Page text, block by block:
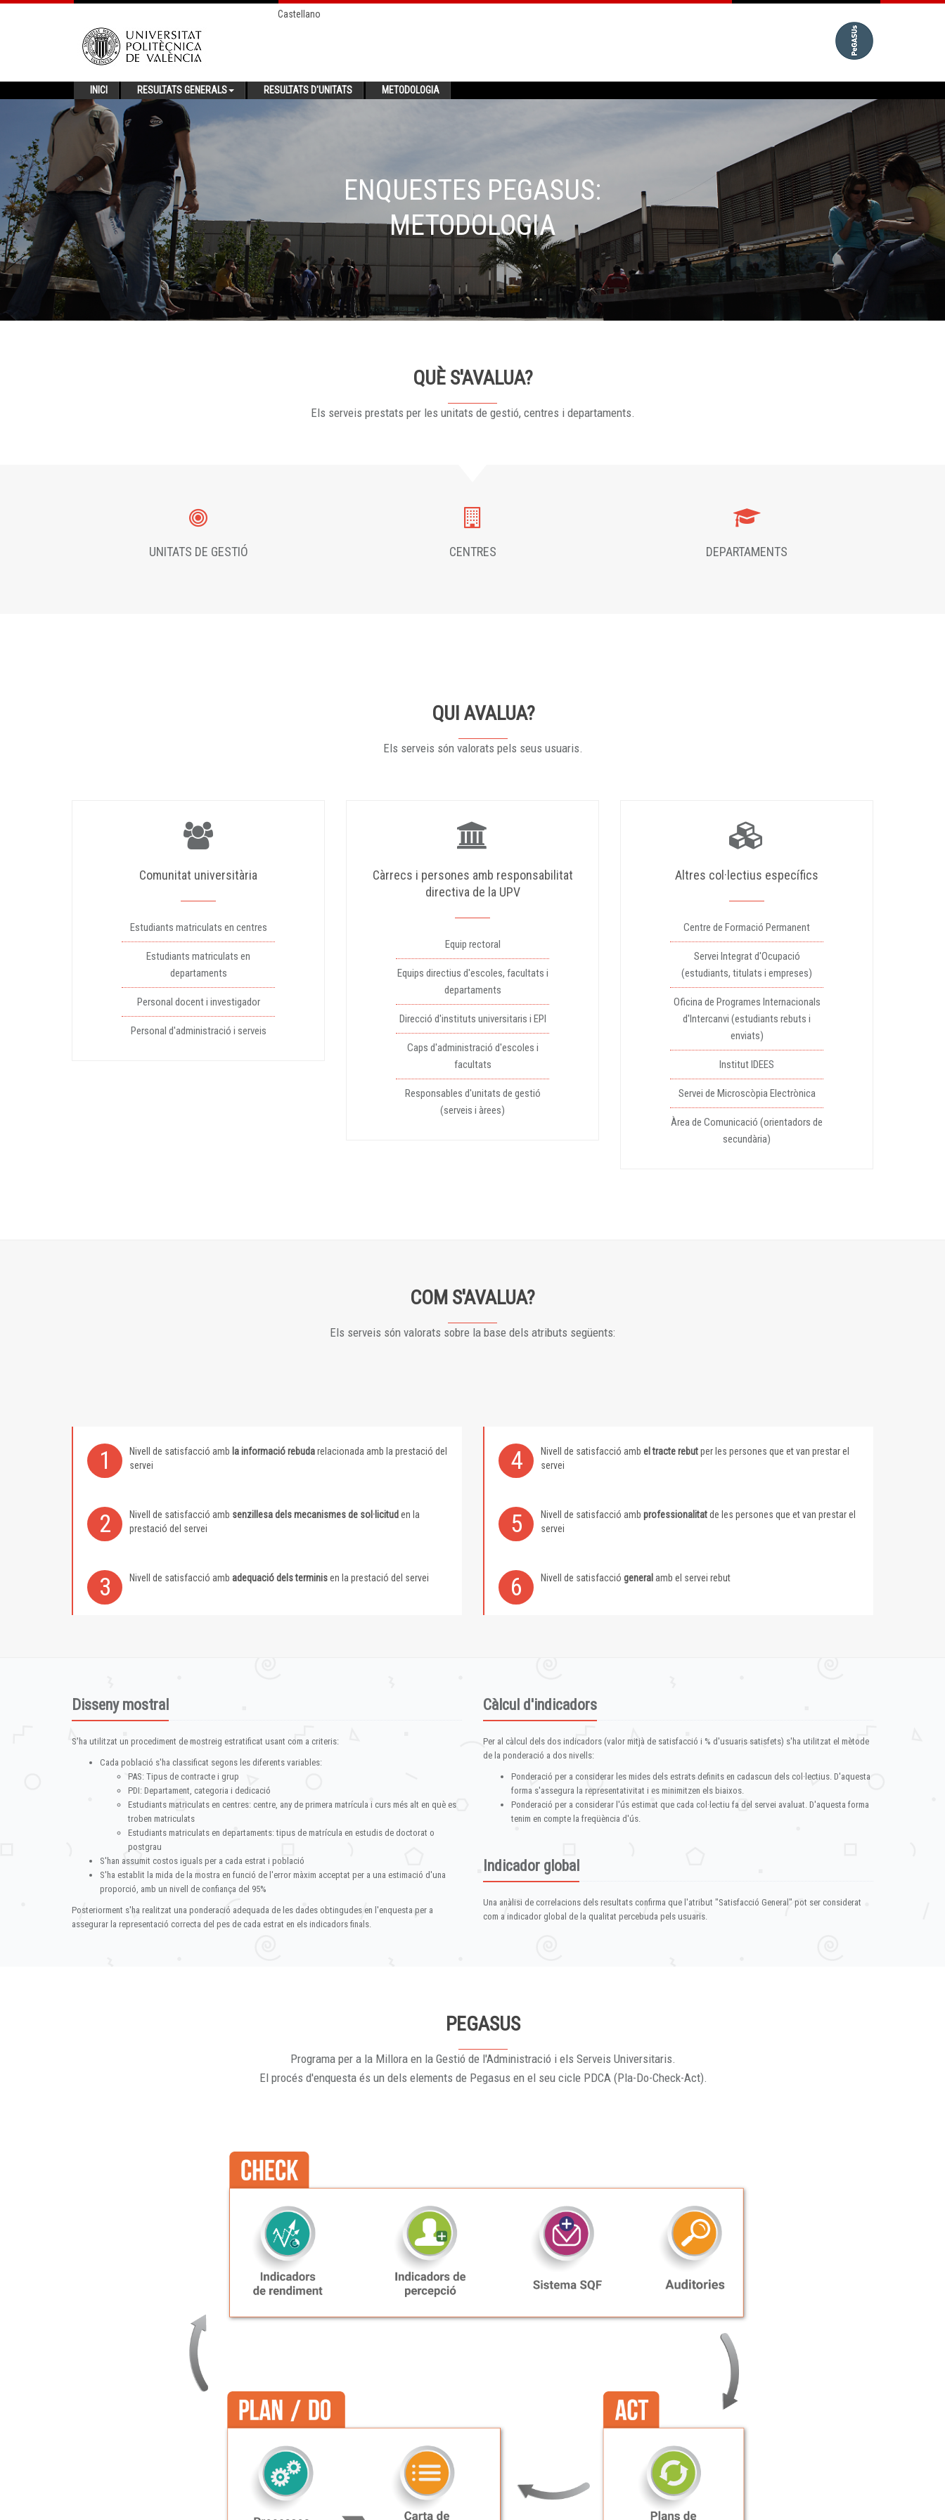
Castellano
INICI RESULTATS GENERALS RESULTATS D'UNITATS METODOLOGIA
ENQUESTES PEGASUS:
METODOLOGIA
QUÈ S'AVALUA?
Els serveis prestats per les unitats de gestió, centres i departaments.
UNITATS DE GESTIÓ CENTRES DEPARTAMENTS
QUI AVALUA?
Els serveis són valorats pels seus usuaris.
Comunitat universitària
Estudiants matriculats en centres
Estudiants matriculats en
departaments
Personal docent i investigador
Personal d'administració i serveis
Càrrecs i persones amb responsabilitat
directiva de la UPV
Equip rectoral
Equips directius d'escoles, facultats i
departaments
Direcció d'instituts universitaris i EPI
Caps d'administració d'escoles i
facultats
Responsables d'unitats de gestió
(serveis i àrees)
Altres col·lectius específics
Centre de Formació Permanent
Servei Integrat d'Ocupació
(estudiants, titulats i empreses)
Oficina de Programes Internacionals
d'Intercanvi (estudiants rebuts i
enviats)
Institut IDEES
Servei de Microscòpia Electrònica
Àrea de Comunicació (orientadors de
secundària)
COM S'AVALUA?
Els serveis són valorats sobre la base dels atributs següents:
1 Nivell de satisfacció amb la informació rebudarelacionada amb la prestació del
servei
4 Nivell de satisfacció amb el tracte rebutper les persones que et van prestar el
servei
2 Nivell de satisfacció amb senzillesa dels mecanismes de sol·licitud en la
prestació del servei
5 Nivell de satisfacció amb professionalitatde les persones que et van prestar el
servei
3 Nivell de satisfacció amb adequació dels terminisen la prestació del servei 6 Nivell de satisfacció general amb el servei rebut
Disseny mostral
S'ha utilitzat un procediment de mostreig estratificat usant com a criteris:
Cada població s'ha classificat segons les diferents variables:
PAS: Tipus de contracte i grup
PDI: Departament, categoria i dedicació
Estudiants matriculats en centres: centre, any de primera matrícula i curs més alt en què es
troben matriculats
Estudiants matriculats en departaments: tipus de matrícula en estudis de doctorat o
postgrau
S'han assumit costos iguals per a cada estrat i població
S'ha establit la mida de la mostra en funció de l'error màxim acceptat per a una estimació d'una
proporció, amb un nivell de confiança del 95%
Posteriorment s'ha realitzat una ponderació adequada de les dades obtingudes en l'enquesta per a
assegurar la representació correcta del pes de cada estrat en els indicadors finals.
Càlcul d'indicadors
Per al càlcul dels dos indicadors (valor mitjà de satisfacció i % d'usuaris satisfets) s'ha utilitzat el mètode
de la ponderació a dos nivells:
Ponderació per a considerar les mides dels estrats definits en cadascun dels col·lectius. D'aquesta
forma s'assegura la representativitat i es minimitzen els biaixos.
Ponderació per a considerar l'ús estimat que cada col·lectiu fa del servei avaluat. D'aquesta forma
tenim en compte la freqüència d'ús.
Indicador global
Una anàlisi de correlacions dels resultats confirma que l'atribut "Satisfacció General" pot ser considerat
com a indicador global de la qualitat percebuda pels usuaris.
PEGASUS
Programa per a la Millora en la Gestió de l'Administració i els Serveis Universitaris.
El procés d'enquesta és un dels elements de Pegasus en el seu cicle PDCA (Pla-Do-Check-Act).